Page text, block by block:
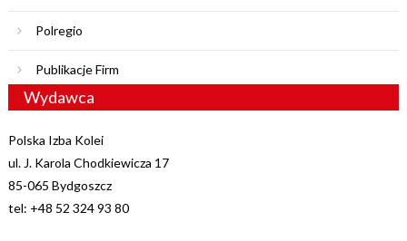
Polregio
Publikacje Firm
Wydawca
Polska Izba Kolei
ul. J. Karola Chodkiewicza 17
85-065 Bydgoszcz
tel: +48 52 324 93 80